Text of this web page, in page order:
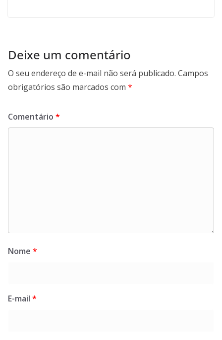
Deixe um comentário
O seu endereço de e-mail não será publicado. Campos
obrigatórios são marcados com *
Comentário *
Nome *
E-mail *